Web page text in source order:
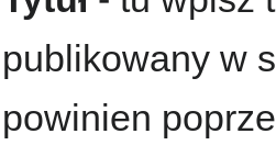
publikowany w
powinien